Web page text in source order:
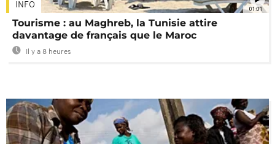
01:01
INFO
Tourisme : au Maghreb, la Tunisie attire
davantage de français que le Maroc
Il y a 8 heures